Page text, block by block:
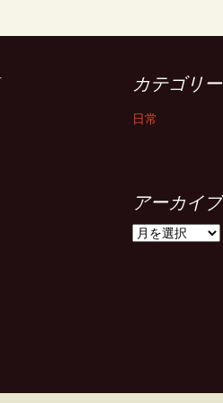
カテゴリー
日常
アーカイブ
ア